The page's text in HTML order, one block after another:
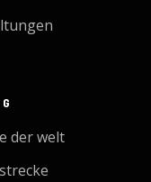
der welt